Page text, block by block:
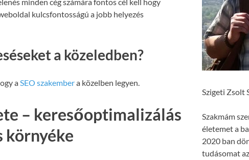
kulcsfontosságú a jobb helyezés
a közeledben?
aSEO szakembera közelben legyen.
– keresőoptimalizálás
környéke
Szigeti Zsolt
Szakmám
életemet a
2020 ban
tudásomat